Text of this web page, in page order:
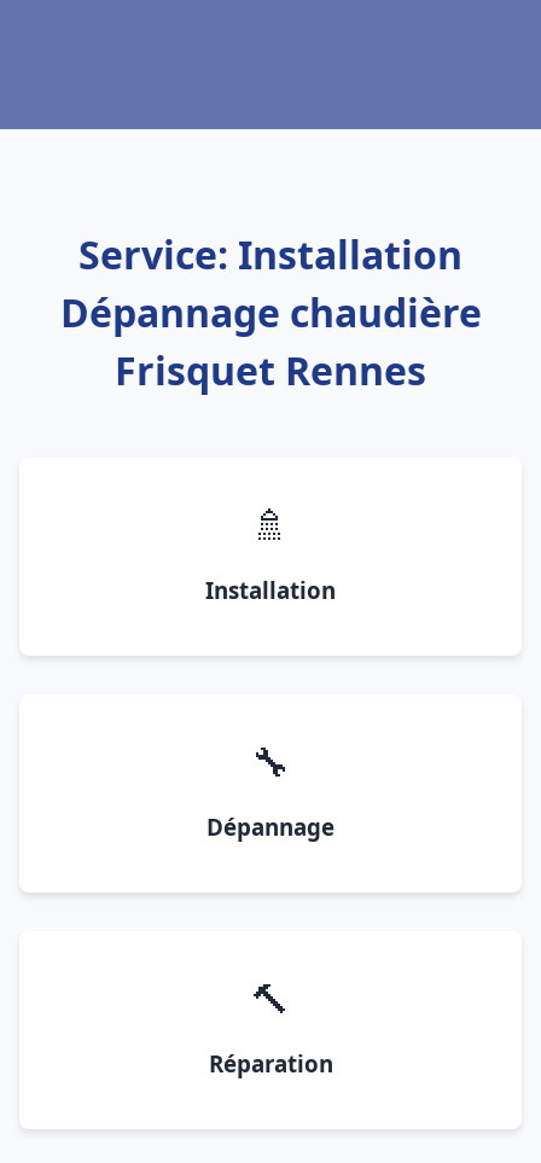
Service: Installation
Dépannage chaudière
Frisquet Rennes
🚿
Installation
🔧
Dépannage
🔨
Réparation